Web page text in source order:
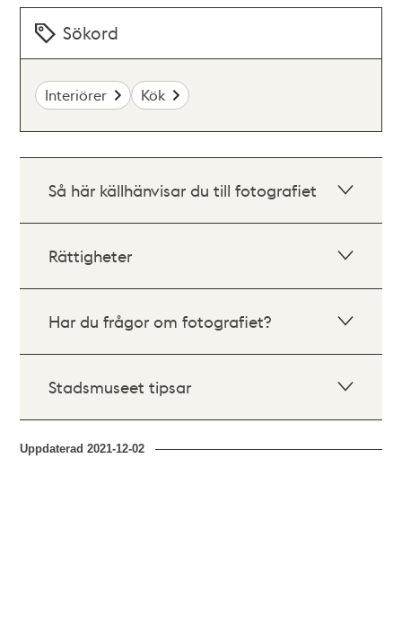
Sökord
Interiörer Kök
Så här källhänvisar du till fotografiet
Rättigheter
Har du frågor om fotografiet?
Stadsmuseet tipsar
Uppdaterad2021-12-02